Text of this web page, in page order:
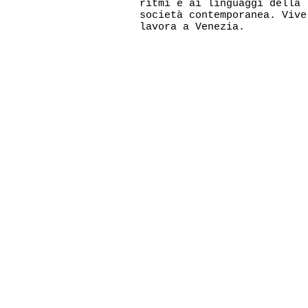
ritmi e ai linguaggi della
società contemporanea.
lavora a Venezia.